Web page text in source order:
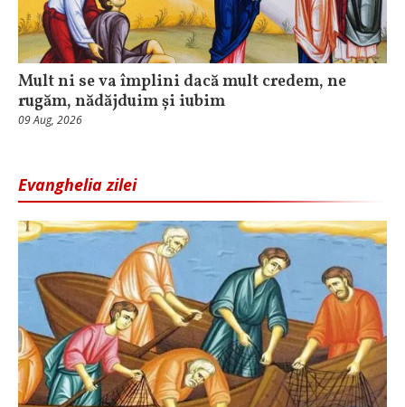
Mult ni se va împlini dacă mult credem, ne
rugăm, nădăjduim și iubim
09 Aug, 2026
Evanghelia zilei